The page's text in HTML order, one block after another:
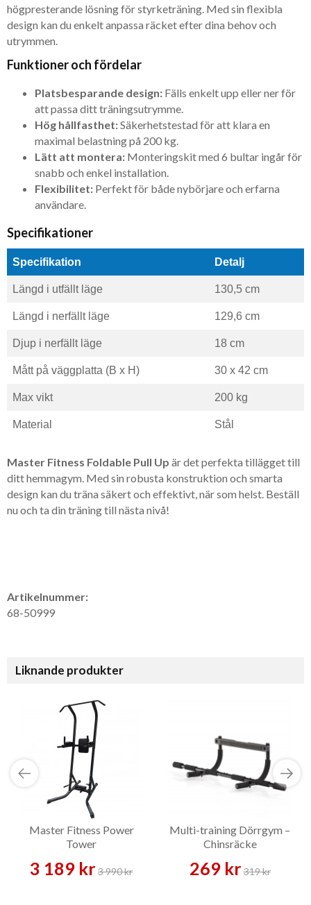
högpresterande lösning för styrketräning. Med sin flexibla
design kan du enkelt anpassa räcket efter dina behov och
utrymmen.
Funktioner och fördelar
Platsbesparande design: Fälls enkelt upp eller ner för
att passa ditt träningsutrymme.
Hög hållfasthet:Säkerhetstestad för att klara en
maximal belastning på 200 kg.
Lätt att montera: Monteringskit med 6 bultar ingår för
snabb och enkel installation.
Flexibilitet: Perfekt för både nybörjare och erfarna
användare.
Specifikationer
Specifikation Detalj
Längd i utfällt läge 130,5 cm
Längd i nerfällt läge 129,6 cm
Djup i nerfällt läge 18 cm
Mått på väggplatta (B x H) 30 x 42 cm
Max vikt 200 kg
Material Stål
Master Fitness Foldable Pull Up är det perfekta tillägget till
ditt hemmagym. Med sin robusta konstruktion och smarta
design kan du träna säkert och effektivt, när som helst. Beställ
nu och ta din träning till nästa nivå!
Artikelnummer:
68-50999
Liknande produkter
Master Fitness Power
Tower
3 189 kr3 990 kr
Multi-training Dörrgym –
Chinsräcke
269 kr319 kr